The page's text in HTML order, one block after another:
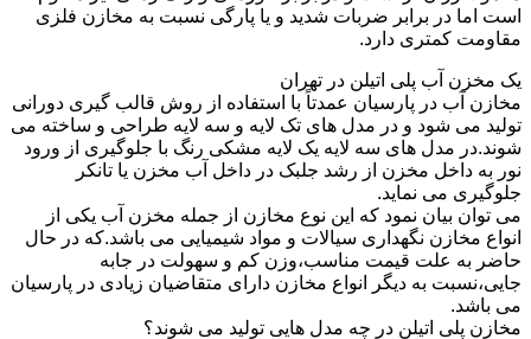
است اما در برابر ضربات شدید و یا پارگی نسبت به مخازن فلزی
مقاومت کمتری دارد.
یک مخزن آب پلی اتیلن در تهران
مخازن آب در پارسیان عمدتاً با استفاده از روش قالب گیری دورانی
تولید می شود و در مدل های تک لایه و سه لایه طراحی و ساخته می
شوند.در مدل های سه لایه یک لایه مشکی رنگ با جلوگیری از ورود
نور به داخل مخزن از رشد جلبک در داخل آب مخزن یا تانکر
جلوگیری می نماید.
می توان بیان نمود که این نوع مخازن از جمله مخزن آب یکی از
انواع مخازن نگهداری سیالات و مواد شیمیایی می باشد.که در حال
حاضر به علت قیمت مناسب،وزن کم و سهولت در جابه
جایی،نسبت به دیگر انواع مخازن دارای متقاضیان زیادی در پارسیان
می باشد.
مخازن پلی اتیلن در چه مدل هایی تولید می شوند؟